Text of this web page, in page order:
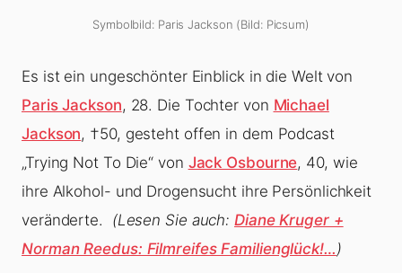
Symbolbild: Paris Jackson (Bild: Picsum)
Es ist ein ungeschönter Einblick in die Welt von
Paris Jackson, 28. Die Tochter von Michael
Jackson, †50, gesteht offen in dem Podcast
„Trying Not To Die“ von Jack Osbourne, 40, wie
ihre Alkohol- und Drogensucht ihre Persönlichkeit
veränderte. (Lesen Sie auch:Diane Kruger +
Norman Reedus: Filmreifes Familienglück!…)